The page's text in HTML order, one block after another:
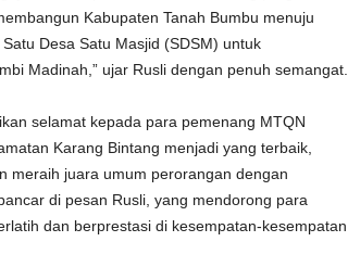
Kabupaten Tanah Bumbu menuju
Desa Satu Masjid (SDSM) untuk
Madinah,” ujar Rusli dengan penuh semangat.
selamat kepada para pemenang MTQN
Karang Bintang menjadi yang terbaik,
meraih juara umum perorangan dengan
di pesan Rusli, yang mendorong para
dan berprestasi di kesempatan-kesempatan